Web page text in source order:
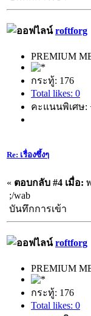
roftforg
PREMIUM
กระทู้: 176
Total likes: 0
คะแนนพิเศษ:
Re: เรื่องซึ้งๆ
« ตอบกลับ #4 เมื่อ:
;/wab
บันทึกการเข้า
roftforg
PREMIUM
กระทู้: 176
Total likes: 0